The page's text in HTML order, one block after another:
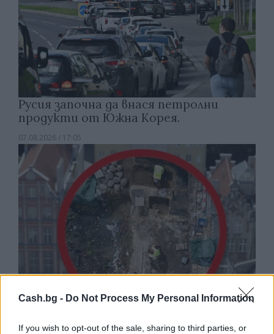
Cash.bg - Do Not Process My Personal Information
If you wish to opt-out of the sale, sharing to third parties, or
Русия започна да внася петролни
продукти от Южна Корея.
07.08.2026 / 17:05
Древен храм на почти 900 години